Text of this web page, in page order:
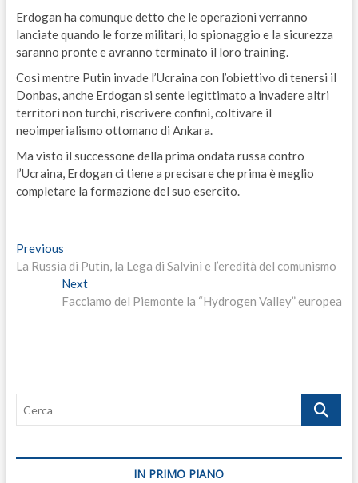
Erdogan ha comunque detto che le operazioni verranno
lanciate quando le forze militari, lo spionaggio e la sicurezza
saranno pronte e avranno terminato il loro training.
Così mentre Putin invade l’Ucraina con l’obiettivo di tenersi il
Donbas, anche Erdogan si sente legittimato a invadere altri
territori non turchi, riscrivere confini, coltivare il
neoimperialismo ottomano di Ankara.
Ma visto il successone della prima ondata russa contro
l’Ucraina, Erdogan ci tiene a precisare che prima è meglio
completare la formazione del suo esercito.
Navigazione
articoli
PreviousPrevious
post:
La Russia di Putin, la Lega di Salvini e l’eredità del comunismo
NextNext
post:
Facciamo del Piemonte la “Hydrogen Valley” europea
Cerca
IN PRIMO PIANO